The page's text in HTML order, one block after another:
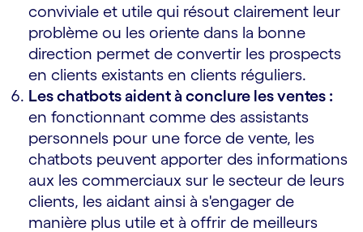
conviviale et utile qui résout clairement leur
problème ou les oriente dans la bonne
direction permet de convertir les prospects
en clients existants en clients réguliers.
Les chatbots aident à conclure les ventes :
en fonctionnant comme des assistants
personnels pour une force de vente, les
chatbots peuvent apporter des informations
aux les commerciaux sur le secteur de leurs
clients, les aidant ainsi à s'engager de
manière plus utile et à offrir de meilleurs